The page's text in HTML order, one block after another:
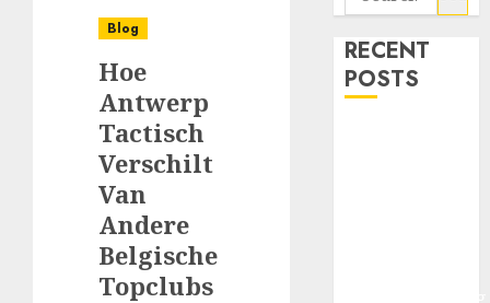
Blog
Hoe
Antwerp
Tactisch
Verschilt
Van
Andere
Belgische
Topclubs
for:
RECENT
POSTS